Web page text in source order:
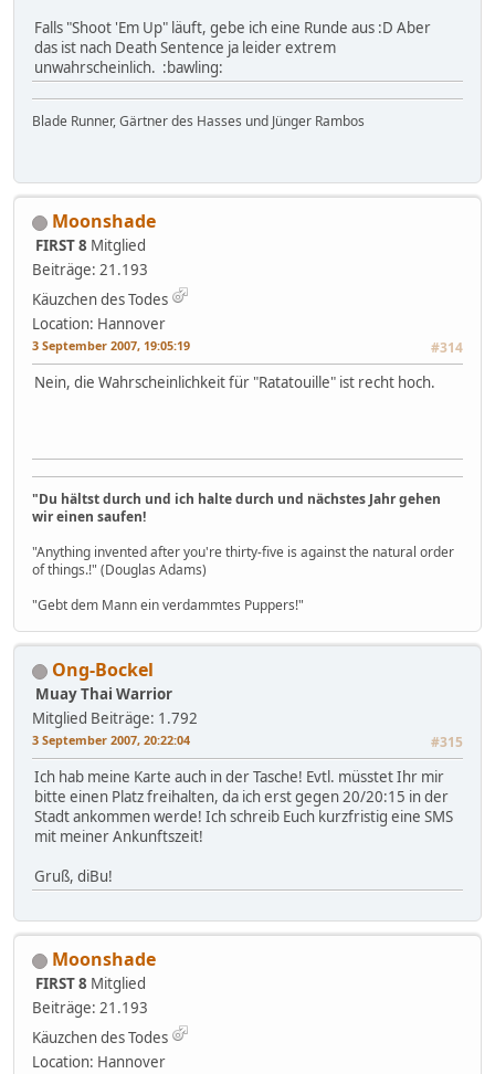
Falls "Shoot 'Em Up" läuft, gebe ich eine Runde aus :D Aber
das ist nach Death Sentence ja leider extrem
unwahrscheinlich. :bawling:
Blade Runner, Gärtner des Hasses und Jünger Rambos
Moonshade
FIRST 8 Mitglied
Beiträge: 21.193
Käuzchen des Todes
Location: Hannover
3 September 2007, 19:05:19 #314
Nein, die Wahrscheinlichkeit für "Ratatouille" ist recht hoch.
"Du hältst durch und ich halte durch und nächstes Jahr gehen
wir einen saufen!
"Anything invented after you're thirty-five is against the natural order
of things.!" (Douglas Adams)
"Gebt dem Mann ein verdammtes Puppers!"
Ong-Bockel
Muay Thai Warrior
Mitglied Beiträge: 1.792
3 September 2007, 20:22:04 #315
Ich hab meine Karte auch in der Tasche! Evtl. müsstet Ihr mir
bitte einen Platz freihalten, da ich erst gegen 20/20:15 in der
Stadt ankommen werde! Ich schreib Euch kurzfristig eine SMS
mit meiner Ankunftszeit!
Gruß, diBu!
Moonshade
FIRST 8 Mitglied
Beiträge: 21.193
Käuzchen des Todes
Location: Hannover